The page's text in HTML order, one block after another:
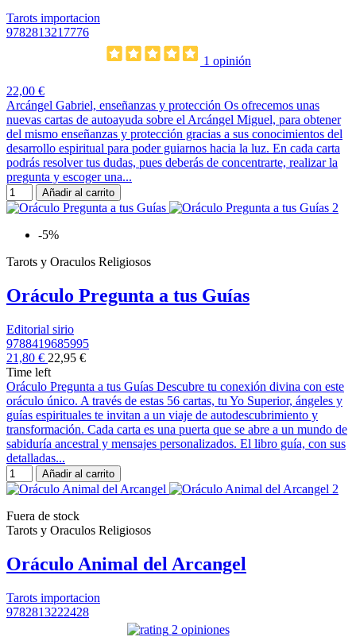
Tarots importacion
9782813217776
1 opinión
22,00 €
Arcángel Gabriel, enseñanzas y protección Os ofrecemos unas
nuevas cartas de autoayuda sobre el Arcángel Miguel, para obtener
del mismo enseñanzas y protección gracias a sus conocimientos del
desarrollo espiritual para poder guiarnos hacia la luz. En cada carta
podrás resolver tus dudas, pues deberás de concentrarte, realizar la
pregunta y escoger una...
Añadir al carrito
-5%
Tarots y Oraculos Religiosos
Oráculo Pregunta a tus Guías
Editorial sirio
9788419685995
21,80 € 22,95 €
Time left
Oráculo Pregunta a tus Guías Descubre tu conexión divina con este
oráculo único. A través de estas 56 cartas, tu Yo Superior, ángeles y
guías espirituales te invitan a un viaje de autodescubrimiento y
transformación. Cada carta es una puerta que se abre a un mundo de
sabiduría ancestral y mensajes personalizados. El libro guía, con sus
detalladas...
Añadir al carrito
Fuera de stock
Tarots y Oraculos Religiosos
Oráculo Animal del Arcangel
Tarots importacion
9782813222428
2 opiniones